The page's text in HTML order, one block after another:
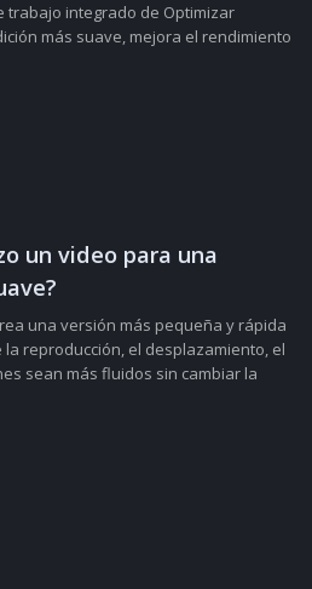
trabajo integrado de Optimizar
más suave, mejora el rendimiento
un video para una
una versión más pequeña y rápida
reproducción, el desplazamiento, el
sean más fluidos sin cambiar la